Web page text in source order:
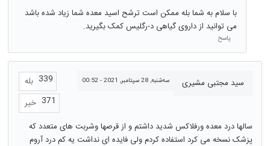
با سلام به شما بله ممکن است ترشح اسید معده شما زیاد شده باشد
می توانید از داروی گیاهی د-رگلیس کمک بگیرید.
پاسخ
سید مجتبی مشیری سه‌شنبه, 28 سپتامبر, 2021 - 00:52 بله 339
خیر 371
سالها درد معده ورفلاکس شدید داشتم و از قرصها وشربت های متعدد که
پزشک نسخه می کرد استفاده کردم ولی فایده ای نداشت یه کم درد آروم